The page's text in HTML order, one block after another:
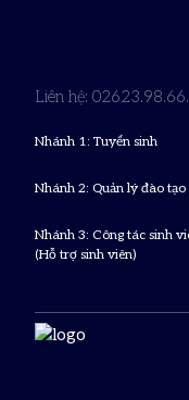
Liên hệ:
Nhánh 1: Tuyển sinh
Nhánh 2: Quản lý đào tạo
Nhánh 3: Công tác sinh
(Hỗ trợ sinh viên)